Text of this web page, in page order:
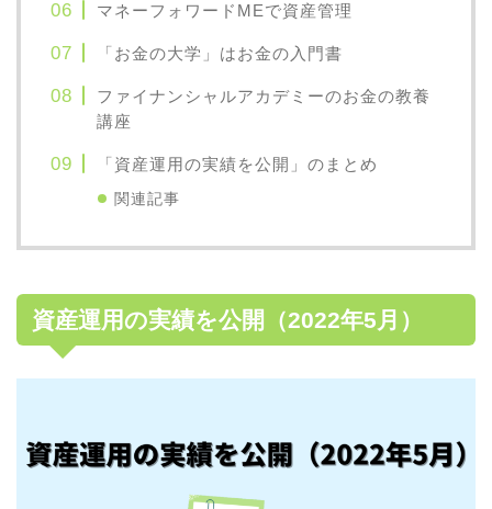
マネーフォワードMEで資産管理
「お金の大学」はお金の入門書
ファイナンシャルアカデミーのお金の教養
講座
「資産運用の実績を公開」のまとめ
関連記事
資産運用の実績を公開（2022年5月）